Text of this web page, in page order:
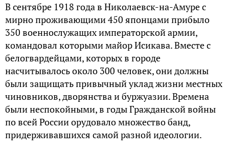
В сентябре 1918 года в Николаевск-на-Амуре с
мирно проживающими 450 японцами прибыло
350 военнослужащих императорской армии,
командовал которыми майор Исикава. Вместе с
белогвардейцами, которых в городе
насчитывалось около 300 человек, они должны
были защищать привычный уклад жизни местных
чиновников, дворянства и буржуазии. Времена
были неспокойными, в годы Гражданской войны
по всей России орудовало множество банд,
придерживавшихся самой разной идеологии.